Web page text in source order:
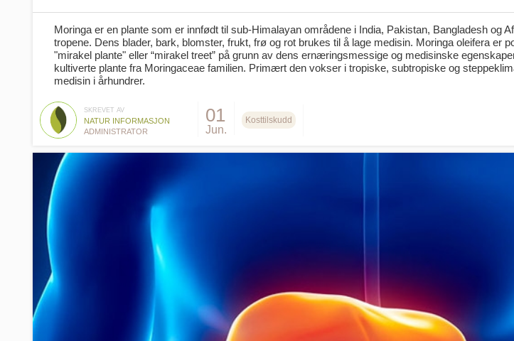
Moringa er en plante som er innfødt til sub-Himalayan områdene i India, Pakistan, Bangladesh og
tropene. Dens blader, bark, blomster, frukt, frø og rot brukes til å lage medisin. Moringa oleifera er
"mirakel plante" eller “mirakel treet” på grunn av dens ernæringsmessige og medisinske
kultiverte plante fra Moringaceae familien. Primært den vokser i tropiske, subtropiske og
medisin i århundrer.
SKREVET AV
NATUR INFORMASJON
ADMINISTRATOR
01
Jun.
Kosttilskudd